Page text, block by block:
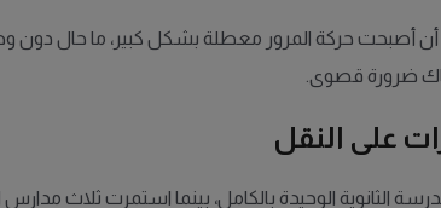
أن أصبحت حركة المرور معطلة بشكل كبير، ما حال دون
ضرورة قصوى.
على النقل